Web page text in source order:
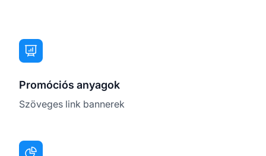
Promóciós anyagok
Szöveges link bannerek